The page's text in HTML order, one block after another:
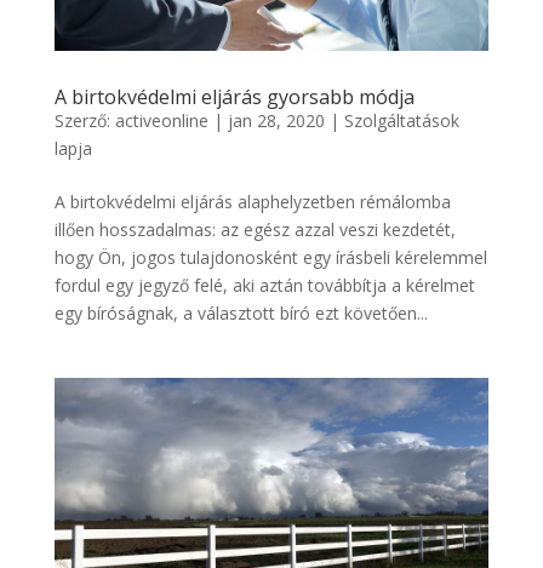
A birtokvédelmi eljárás gyorsabb módja
Szerző: activeonline | jan 28, 2020 | Szolgáltatások
lapja
A birtokvédelmi eljárás alaphelyzetben rémálomba
illően hosszadalmas: az egész azzal veszi kezdetét,
hogy Ön, jogos tulajdonosként egy írásbeli kérelemmel
fordul egy jegyző felé, aki aztán továbbítja a kérelmet
egy bíróságnak, a választott bíró ezt követően...